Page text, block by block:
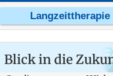
Blick in die